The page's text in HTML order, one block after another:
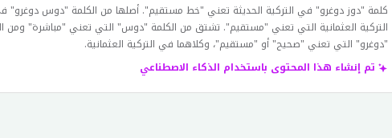
كلمة "دوز دوغرو" في التركية الحديثة تعني "خط مستقيم". أصلها من الكلمة "دوس دوغرو"
التركية العثمانية التي تعني "مستقيم". تشتق من الكلمة "دوس" التي تعني "مباشرة" ومن
"دوغرو" التي تعني "صحيح" أو "مستقيم"، وكلاهما في التركية العثمانية.
تم إنشاء هذا المحتوى باستخدام الذكاء الاصطناعي